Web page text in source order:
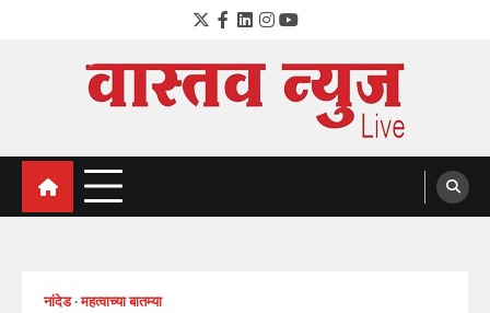
Twitter
Facebook
LinkedIn
Instagram
YouTube
VastavNEWSLive.com
a leading NEWS portal of Maharahstra
नांदेड महत्वाच्या बातम्या